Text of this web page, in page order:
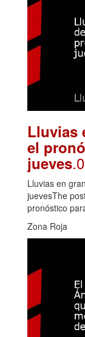
Lluvias
el
jueves
Lluvias en
juevesThe
pronóstico
Zona Roja